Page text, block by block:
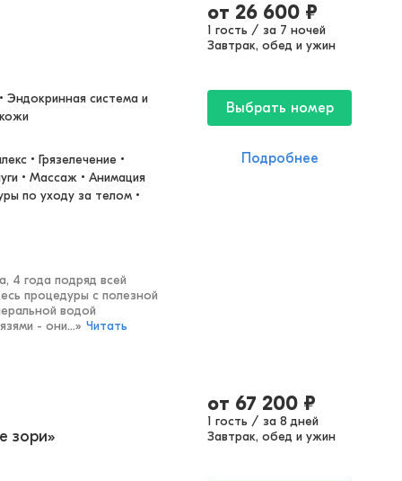
Эндокринная система и
• Грязелечение •
• Массаж • Анимация
по уходу за телом •
4 года подряд всей
процедуры с полезной
водой
- они...» Читать
от 26 600 ₽
1 гость / за 7 ночей
Завтрак, обед и ужин
Выбрать номер
Подробнее
зори»
от 67 200 ₽
1 гость / за 8 дней
Завтрак, обед и ужин